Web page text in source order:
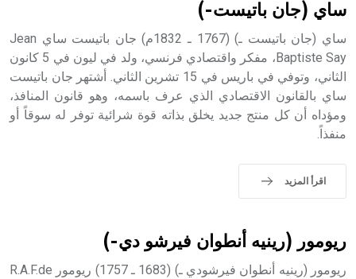
- هل تعلم أن أبجر Abgar اسم معروف جيداً يعود إلى عدد من
الملوك الذين حكموا مدينة إديسا (الرها) من أبجر الأول وحتى
التاسع، وهم ينتسبون إلى أسرة أوسروين
حيث تقتصر القيمة الصوتية للعلامة الك
ساي (جان باتيست-)
ساي (جان باتيست ـ) (1767 ـ 1832م) جان باتيست ساي Jean
Baptiste Say، مفكر واقتصادي فرنسي، ولد في ليون في 5 كانون
الثاني، وتوفي في باريس في 15 تشرين الثاني. أشتهر جان باتيست
ساي بالقانون الاقتصادي الذي عرف باسمه، وهو قانون المنافذ،
ومؤداه أن كل منتج جديد يخلق بذاته قوة شرائية توفر له سوقاً أو
منفذاً.
اقرأ المزيد
ريومور (رينيه أنطوان فيرشو دي-)
ريومور (رينيه أنطوان فيرشودي ـ) (1683 ـ 1757) ريومور R.A.F.de